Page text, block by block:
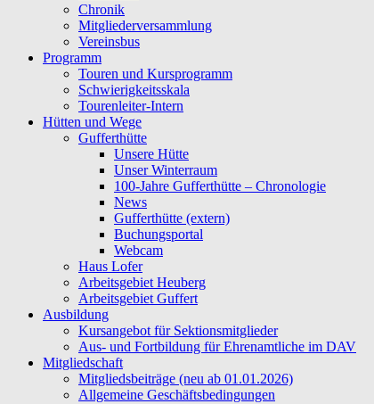
Chronik
Mitgliederversammlung
Vereinsbus
Programm
Touren und Kursprogramm
Schwierigkeitsskala
Tourenleiter-Intern
Hütten und Wege
Gufferthütte
Unsere Hütte
Unser Winterraum
100-Jahre Gufferthütte – Chronologie
News
Gufferthütte (extern)
Buchungsportal
Webcam
Haus Lofer
Arbeitsgebiet Heuberg
Arbeitsgebiet Guffert
Ausbildung
Kursangebot für Sektionsmitglieder
Aus- und Fortbildung für Ehrenamtliche im DAV
Mitgliedschaft
Mitgliedsbeiträge (neu ab 01.01.2026)
Allgemeine Geschäftsbedingungen